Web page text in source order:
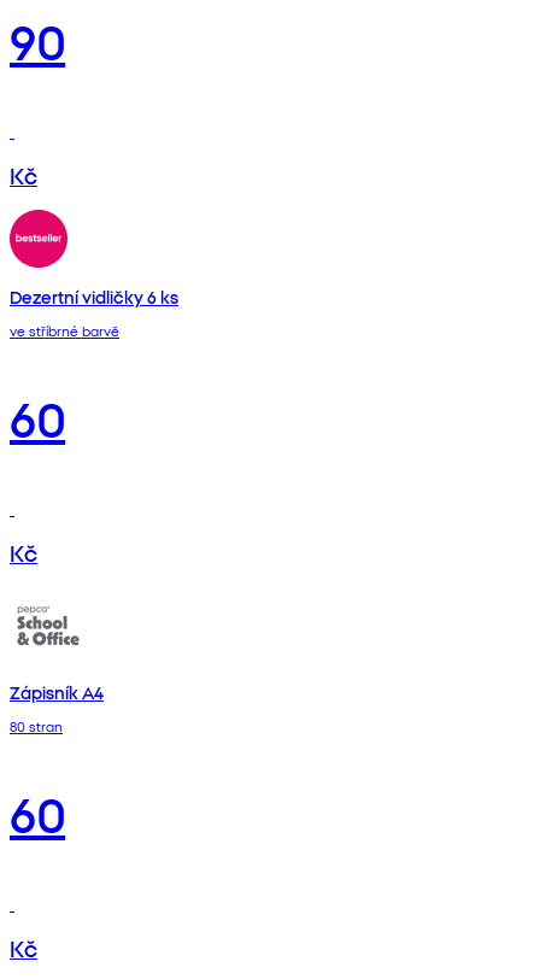
90
Kč
Dezertní vidličky 6 ks
ve stříbrné barvě
60
Kč
Zápisník A4
80 stran
60
Kč